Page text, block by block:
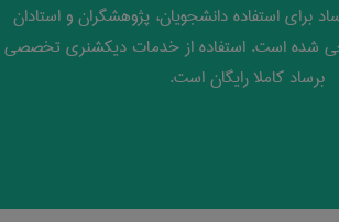
استفاده دانشجویان، پژوهشگران و استادان
شده است. استفاده از خدمات دیکشنری تخصصی
برساد کاملا رایگان است.